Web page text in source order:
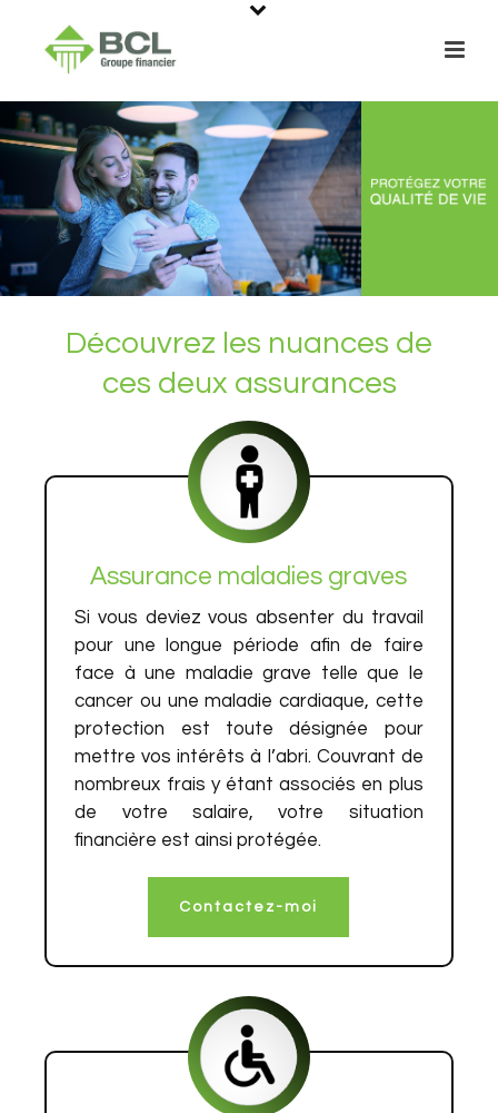
Découvrez les nuances de
ces deux assurances
Assurance maladies graves
Si vous deviez vous absenter du travail
pour une longue période afin de faire
face à une maladie grave telle que le
cancer ou une maladie cardiaque, cette
protection est toute désignée pour
mettre vos intérêts à l’abri. Couvrant de
nombreux frais y étant associés en plus
de votre salaire, votre situation
financière est ainsi protégée.
Contactez-moi